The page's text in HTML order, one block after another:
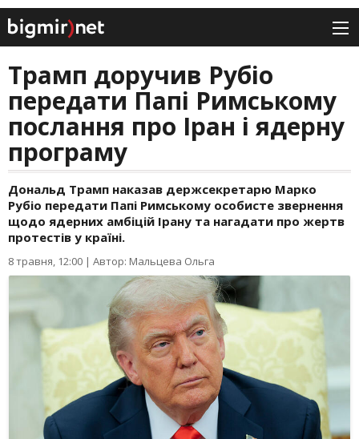
Трамп доручив Рубіо
передати Папі Римському
послання про Іран і ядерну
програму
Дональд Трамп наказав держсекретарю Марко
Рубіо передати Папі Римському особисте звернення
щодо ядерних амбіцій Ірану та нагадати про жертв
протестів у країні.
8 травня, 12:00 | Автор: Мальцева Ольга